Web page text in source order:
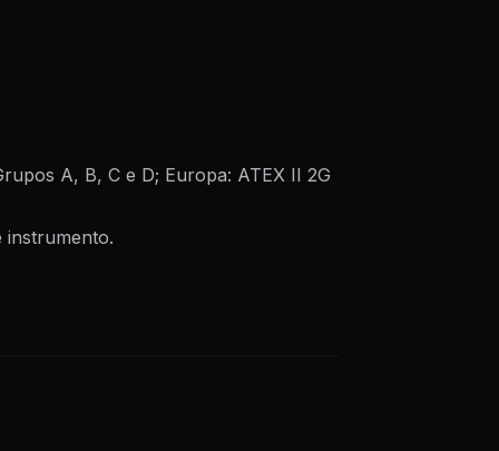
A, B, C e D; Europa: ATEX II 2G
instrumento.